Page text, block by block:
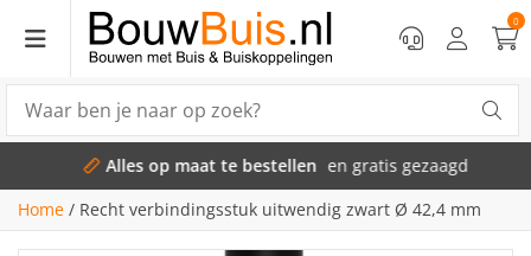
0
Alles op maat te bestellen
en gratis gezaagd
Home / Recht verbindingsstuk uitwendig zwart Ø 42,4 mm